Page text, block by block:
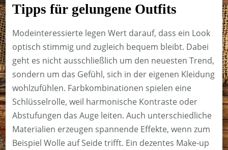
Tipps für gelungene Outfits
Modeinteressierte legen Wert darauf, dass ein Look
optisch stimmig und zugleich bequem bleibt. Dabei
geht es nicht ausschließlich um den neuesten Trend,
sondern um das Gefühl, sich in der eigenen Kleidung
wohlzufühlen. Farbkombinationen spielen eine
Schlüsselrolle, weil harmonische Kontraste oder
Abstufungen das Auge leiten. Auch unterschiedliche
Materialien erzeugen spannende Effekte, wenn zum
Beispiel Wolle auf Seide trifft. Ein dezentes Make-up